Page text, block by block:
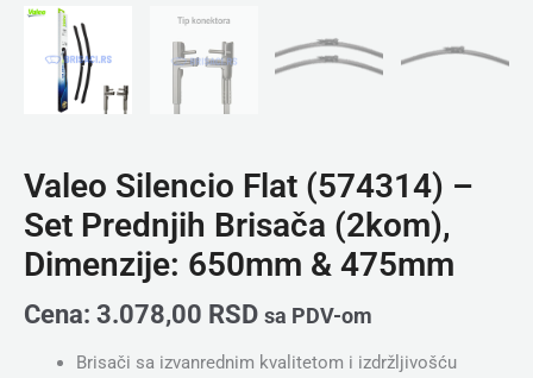
Valeo Silencio Flat (574314) –
Set Prednjih Brisača (2kom),
Dimenzije: 650mm & 475mm
Cena: 3.078,00 RSD sa PDV-om
Brisači sa izvanrednim kvalitetom i izdržljivošću